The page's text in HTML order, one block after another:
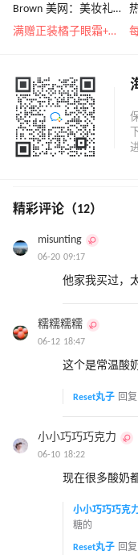
Brown 美网：美妆礼
遇！满$150立省$50
满赠正装橘子眼霜+精华唇蜜等好礼
精彩评论（12）
misunting
06-20 09:17
他家我买过，
糯糯糯糯
06-12 18:47
这个是常温酸
Reset丸子 回复
小小巧巧巧克力
06-10 18:22
现在很多酸奶
小小巧巧巧克
糖的
Reset丸子 回复